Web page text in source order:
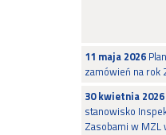
11 maja 2026
zamówień na rok
30 kwietnia 2026
stanowisko
Zasobami w MZL